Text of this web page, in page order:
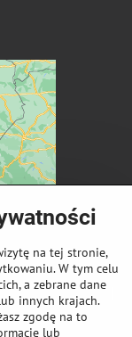
na tej stronie,
W tym celu
a zebrane dane
innych krajach.
zgodę na to
lub